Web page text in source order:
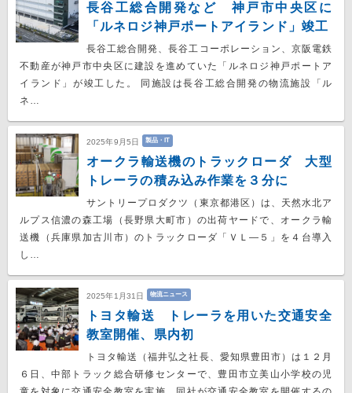
長谷工総合開発など 神戸市中央区に
「ルネロジ神戸ポートアイランド」竣工
長谷工総合開発、長谷工コーポレーション、京阪電鉄
不動産が神戸市中央区に建設を進めていた「ルネロジ神戸ポートア
イランド」が竣工した。 同施設は長谷工総合開発の物流施設「ル
ネ…
2025年9月5日 製品・IT
オークラ輸送機のトラックローダ 大型
トレーラの積み込み作業を３分に
サントリープロダクツ（東京都港区）は、天然水北ア
ルプス信濃の森工場（長野県大町市）の出荷ヤードで、オークラ輸
送機（兵庫県加古川市）のトラックローダ「ＶＬ―５」を４台導入
し…
2025年1月31日 物流ニュース
トヨタ輸送 トレーラを用いた交通安全
教室開催、県内初
トヨタ輸送（福井弘之社長、愛知県豊田市）は１２月
６日、中部トラック総合研修センターで、豊⽥市⽴美⼭⼩学校の児